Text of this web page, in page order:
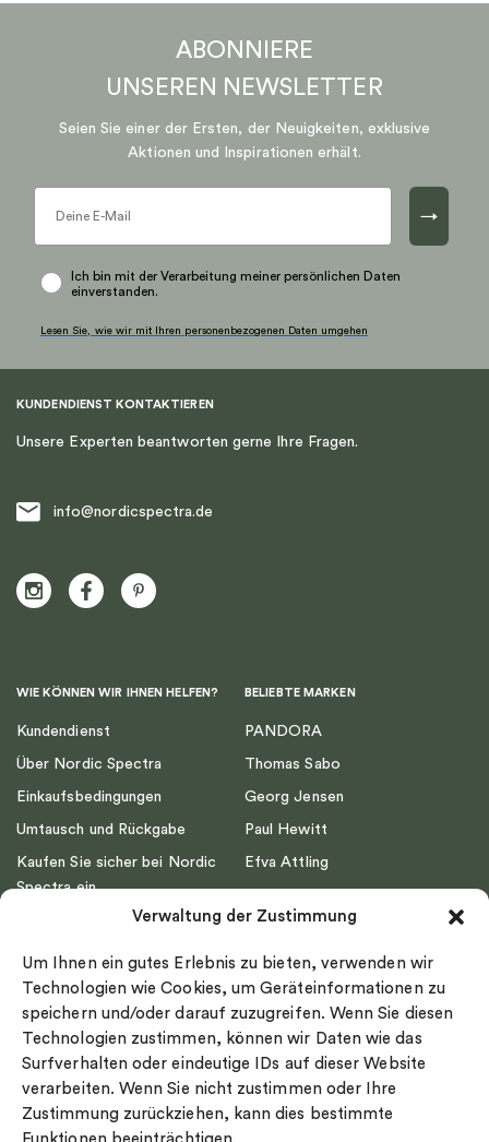
Verwaltung der Zustimmung
Um Ihnen ein gutes Erlebnis zu bieten, verwenden wir
Technologien wie Cookies, um Geräteinformationen zu
speichern und/oder darauf zuzugreifen. Wenn Sie diesen
Technologien zustimmen, können wir Daten wie das
Surfverhalten oder eindeutige IDs auf dieser Website
verarbeiten. Wenn Sie nicht zustimmen oder Ihre
Zustimmung zurückziehen, kann dies bestimmte
der
Produktseite
gewählt
werden
weist
Varianten
auf.
Die
der
Produktseite
werden
ABONNIERE
UNSEREN NEWSLETTER
Seien Sie einer der Ersten, der Neuigkeiten, exklusive
Aktionen und Inspirationen erhält.
→
Ich bin mit der Verarbeitung meiner persönlichen Daten
einverstanden.
Lesen Sie, wie wir mit Ihren personenbezogenen Daten umgehen
KUNDENDIENST KONTAKTIEREN
Unsere Experten beantworten gerne Ihre Fragen.
info@nordicspectra.de
WIE KÖNNEN WIR IHNEN HELFEN?
Kundendienst
Über Nordic Spectra
Einkaufsbedingungen
Umtausch und Rückgabe
Kaufen Sie sicher bei Nordic
Spectra ein
Impressum
Ringgröße
Widerrufsrecht
Cookie-policy
Sekretesspolicy
BELIEBTE MARKEN
PANDORA
Thomas Sabo
Georg Jensen
Paul Hewitt
Efva Attling
Drakenberg Sjölin
Nordic Spectra